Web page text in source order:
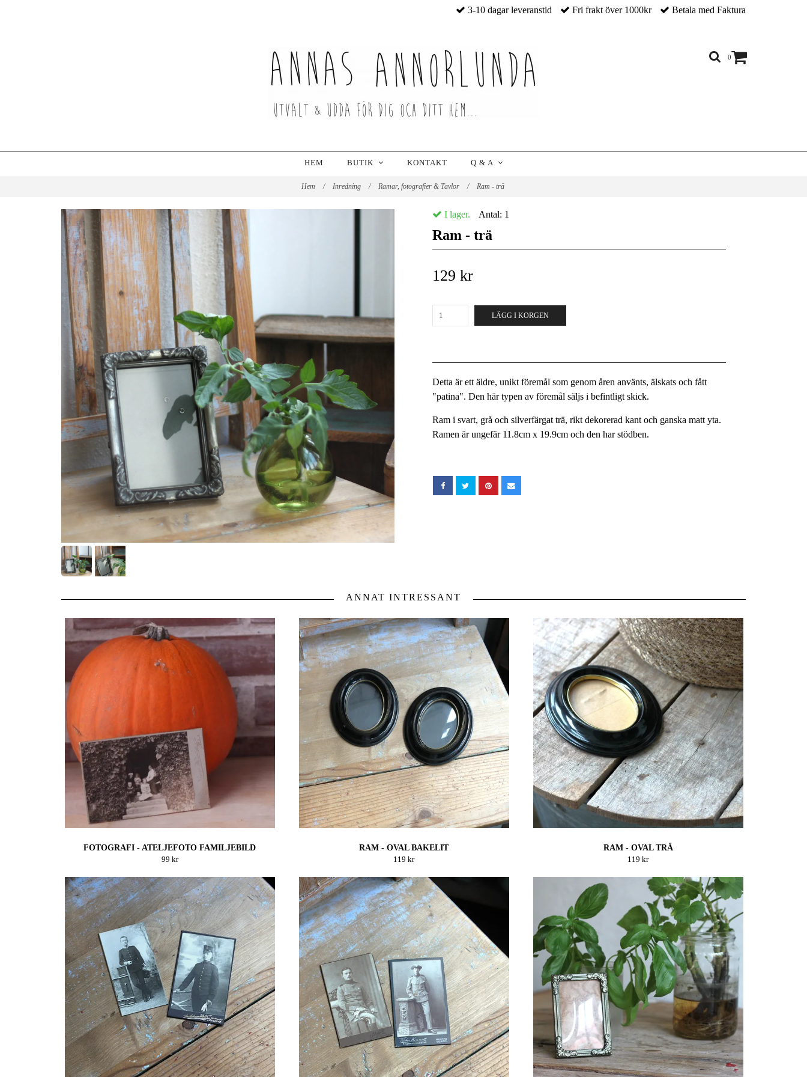
3-10 dagar leveranstid Fri frakt över 1000kr Betala med Faktura
0
HEM BUTIK KONTAKT Q & A
Hem / Inredning / Ramar, fotografier & Tavlor / Ram - trä
I lager. Antal: 1
Ram - trä
129 kr
LÄGG I KORGEN
Detta är ett äldre, unikt föremål som genom åren använts, älskats och fått
"patina". Den här typen av föremål säljs i befintligt skick.
Ram i svart, grå och silverfärgat trä, rikt dekorerad kant och ganska matt yta.
Ramen är ungefär 11.8cm x 19.9cm och den har stödben.
ANNAT INTRESSANT
FOTOGRAFI - ATELJEFOTO FAMILJEBILD
99 kr
RAM - OVAL BAKELIT
119 kr
RAM - OVAL TRÄ
119 kr